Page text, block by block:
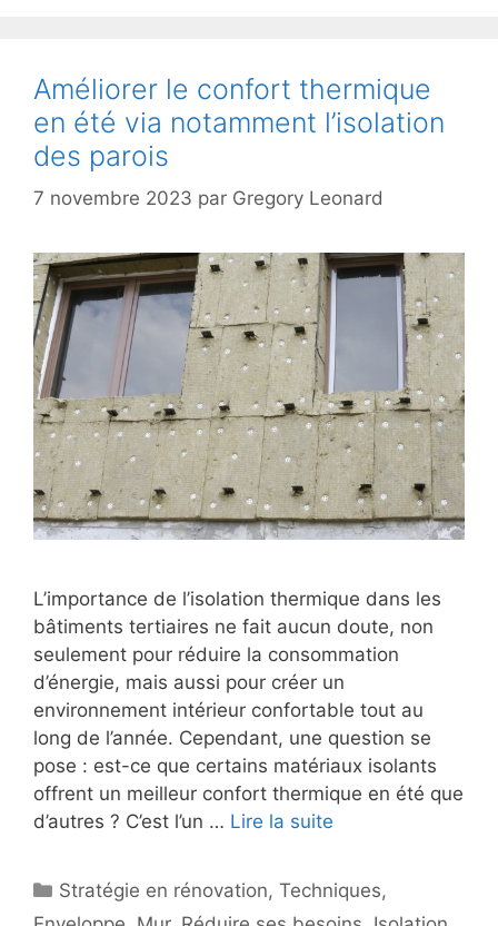
Améliorer le confort thermique
en été via notamment l’isolation
des parois
7 novembre 2023 par Gregory Leonard
L’importance de l’isolation thermique dans les
bâtiments tertiaires ne fait aucun doute, non
seulement pour réduire la consommation
d’énergie, mais aussi pour créer un
environnement intérieur confortable tout au
long de l’année. Cependant, une question se
pose : est-ce que certains matériaux isolants
offrent un meilleur confort thermique en été que
d’autres ? C’est l’un … Lire la suite
Catégories
Stratégie en rénovation,Techniques,